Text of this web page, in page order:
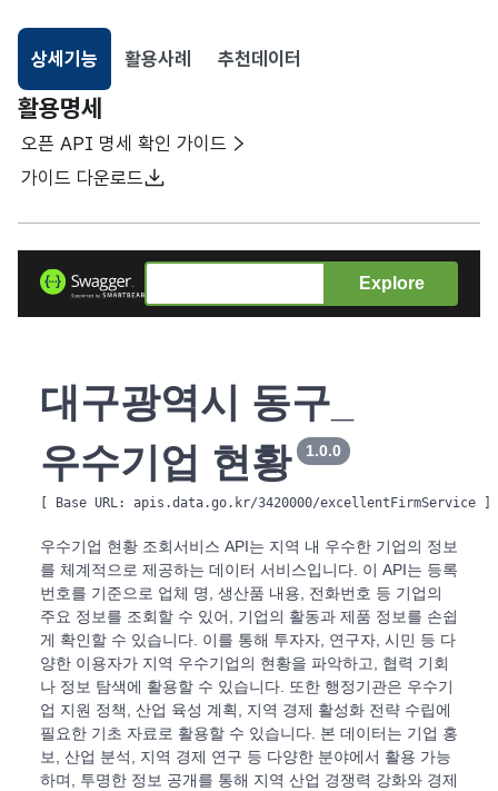
상세기능
선택됨
활용사례 추천데이터
활용명세
오픈 API 명세 확인 가이드
가이드 다운로드
Explore
대구광역시 동구_
우수기업 현황
1.0.0
[ Base URL: apis.data.go.kr/3420000/excellentFirmService
우수기업 현황 조회서비스 API는 지역 내 우수한 기업의 정보
를 체계적으로 제공하는 데이터 서비스입니다. 이 API는 등록
번호를 기준으로 업체 명, 생산품 내용, 전화번호 등 기업의
주요 정보를 조회할 수 있어, 기업의 활동과 제품 정보를 손쉽
게 확인할 수 있습니다. 이를 통해 투자자, 연구자, 시민 등 다
양한 이용자가 지역 우수기업의 현황을 파악하고, 협력 기회
나 정보 탐색에 활용할 수 있습니다. 또한 행정기관은 우수기
업 지원 정책, 산업 육성 계획, 지역 경제 활성화 전략 수립에
필요한 기초 자료로 활용할 수 있습니다. 본 데이터는 기업 홍
보, 산업 분석, 지역 경제 연구 등 다양한 분야에서 활용 가능
하며, 투명한 정보 공개를 통해 지역 산업 경쟁력 강화와 경제